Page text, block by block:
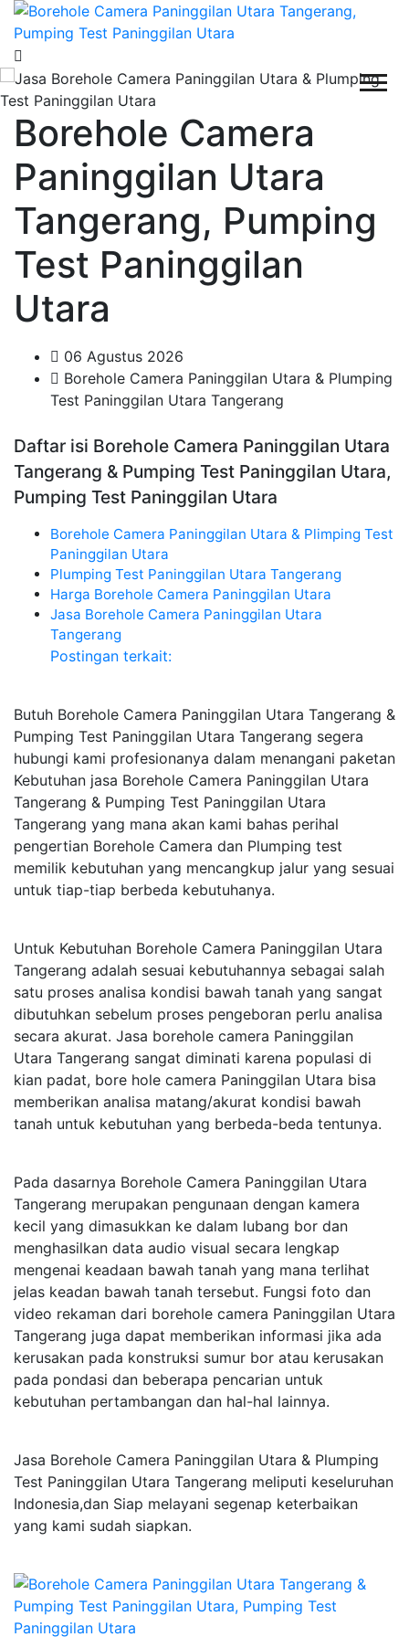
Borehole Camera
Paninggilan Utara
Tangerang, Pumping
Test Paninggilan
Utara
06 Agustus 2026
Borehole Camera Paninggilan Utara & Plumping
Test Paninggilan Utara Tangerang
Daftar isi Borehole Camera Paninggilan Utara
Tangerang & Pumping Test Paninggilan Utara,
Pumping Test Paninggilan Utara
Borehole Camera Paninggilan Utara & Plimping Test
Paninggilan Utara
Plumping Test Paninggilan Utara Tangerang
Harga Borehole Camera Paninggilan Utara
Jasa Borehole Camera Paninggilan Utara
Tangerang
Postingan terkait:
Butuh Borehole Camera Paninggilan Utara Tangerang &
Pumping Test Paninggilan Utara Tangerang segera
hubungi kami profesionanya dalam menangani paketan
Kebutuhan jasa Borehole Camera Paninggilan Utara
Tangerang & Pumping Test Paninggilan Utara
Tangerang yang mana akan kami bahas perihal
pengertian Borehole Camera dan Plumping test
memilik kebutuhan yang mencangkup jalur yang sesuai
untuk tiap-tiap berbeda kebutuhanya.
Untuk Kebutuhan Borehole Camera Paninggilan Utara
Tangerang adalah sesuai kebutuhannya sebagai salah
satu proses analisa kondisi bawah tanah yang sangat
dibutuhkan sebelum proses pengeboran perlu analisa
secara akurat. Jasa borehole camera Paninggilan
Utara Tangerang sangat diminati karena populasi di
kian padat, bore hole camera Paninggilan Utara bisa
memberikan analisa matang/akurat kondisi bawah
tanah untuk kebutuhan yang berbeda-beda tentunya.
Pada dasarnya Borehole Camera Paninggilan Utara
Tangerang merupakan pengunaan dengan kamera
kecil yang dimasukkan ke dalam lubang bor dan
menghasilkan data audio visual secara lengkap
mengenai keadaan bawah tanah yang mana terlihat
jelas keadan bawah tanah tersebut. Fungsi foto dan
video rekaman dari borehole camera Paninggilan Utara
Tangerang juga dapat memberikan informasi jika ada
kerusakan pada konstruksi sumur bor atau kerusakan
pada pondasi dan beberapa pencarian untuk
kebutuhan pertambangan dan hal-hal lainnya.
Jasa Borehole Camera Paninggilan Utara & Plumping
Test Paninggilan Utara Tangerang meliputi keseluruhan
Indonesia,dan Siap melayani segenap keterbaikan
yang kami sudah siapkan.